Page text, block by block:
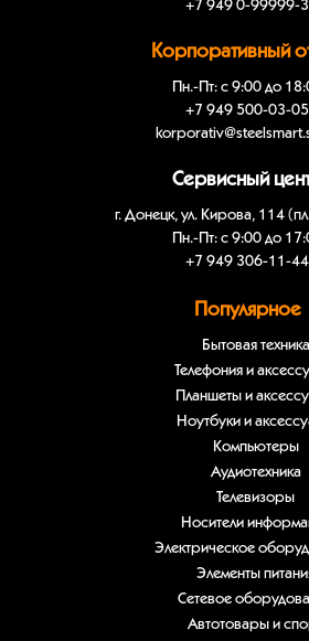
+7 949 0-99999-3
Корпоративный
Пн.-Пт: с 9:00 до
+7 949 500-03-05
Сервисный
г. Донецк, ул. Кирова, 114
Пн.-Пт: с 9:00 до
+7 949 306-11-44
Популярное
Бытовая техника
Телефония и
Планшеты и
Ноутбуки и
Компьютеры
Аудиотехника
Телевизоры
Носители
Электрическое
Элементы
Сетевое
Автотовары и